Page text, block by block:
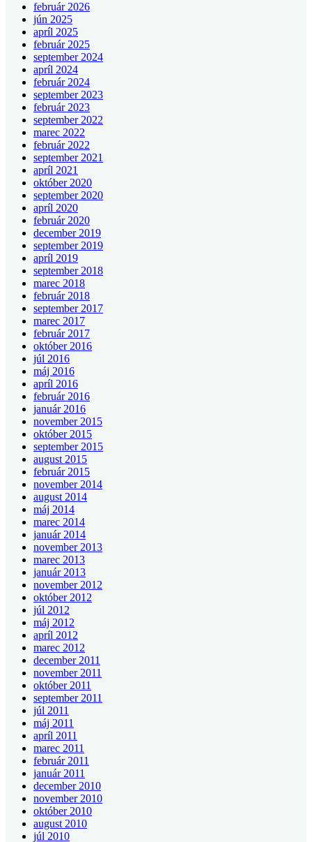
február 2026
jún 2025
apríl 2025
február 2025
september 2024
apríl 2024
február 2024
september 2023
február 2023
september 2022
marec 2022
február 2022
september 2021
apríl 2021
október 2020
september 2020
apríl 2020
február 2020
december 2019
september 2019
apríl 2019
september 2018
marec 2018
február 2018
september 2017
marec 2017
február 2017
október 2016
júl 2016
máj 2016
apríl 2016
február 2016
január 2016
november 2015
október 2015
september 2015
august 2015
február 2015
november 2014
august 2014
máj 2014
marec 2014
január 2014
november 2013
marec 2013
január 2013
november 2012
október 2012
júl 2012
máj 2012
apríl 2012
marec 2012
december 2011
november 2011
október 2011
september 2011
júl 2011
máj 2011
apríl 2011
marec 2011
február 2011
január 2011
december 2010
november 2010
október 2010
august 2010
júl 2010